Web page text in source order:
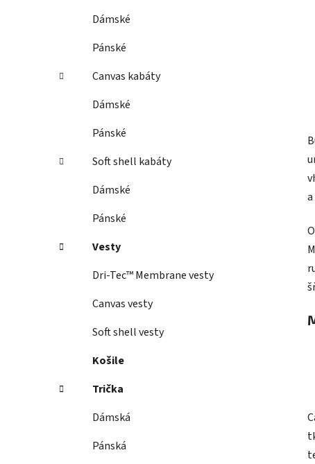
Dámské
Pánské
Canvas kabáty
Dámské
Pánské
Soft shell kabáty
Dámské
Pánské
Vesty
Dri-Tec™ Membrane vesty
Canvas vesty
Soft shell vesty
Košile
Trička
Dámská
Pánská